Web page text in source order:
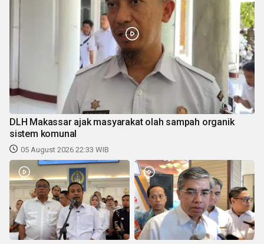
DLH Makassar ajak masyarakat olah sampah organik
sistem komunal
05 August 2026 22:33 WIB